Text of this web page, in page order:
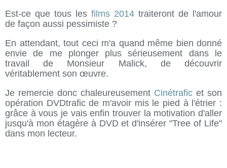
Est-ce que tous les films 2014 traiteront de l'amour
de façon aussi pessimiste ?
En attendant, tout ceci m'a quand même bien donné
envie de me plonger plus sérieusement dans le
travail de Monsieur Malick, de découvrir
véritablement son œuvre.
Je remercie donc chaleureusement Cinétrafic et son
opération DVDtrafic de m'avoir mis le pied à l'étrier :
grâce à vous je vais enfin trouver la motivation d'aller
jusqu'à mon étagère à DVD et d'insérer "Tree of Life"
dans mon lecteur.